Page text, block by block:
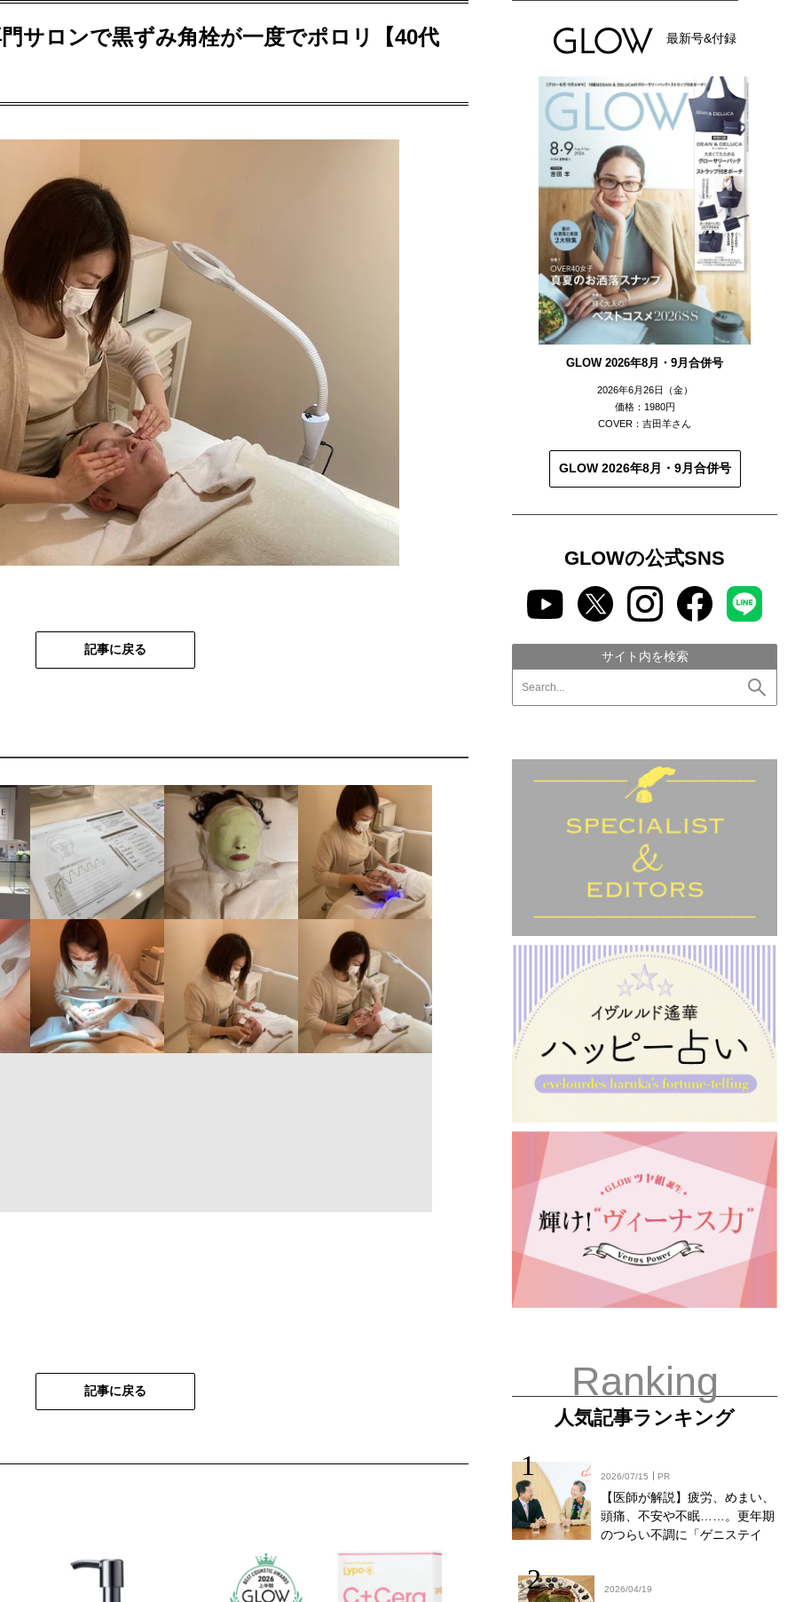
サロンで黒ずみ角栓が一度でポロリ【40代
記事に戻る
記事に戻る
最新号&付録
GLOW 2026年8月・9月合併号
2026年6月26日（金）
価格：1980円
COVER：吉田羊さん
GLOW 2026年8月・9月合併号
GLOWの公式SNS
サイト内を検索
Ranking
人気記事ランキング
2026/07/15 PR
【医師が解説】疲労、めまい、
頭痛、不安や不眠……。更年期
のつらい不調に「ゲニステイ
2026/04/19